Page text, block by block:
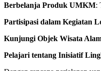
Berbelanja Produk UMKM:
Partisipasi dalam Kegiatan
Kunjungi Objek Wisata
Pelajari tentang Inisiatif